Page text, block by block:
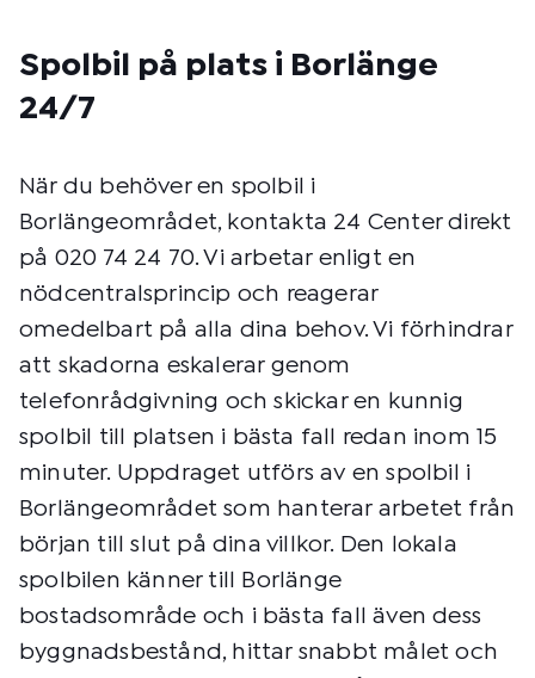
Spolbil på plats i Borlänge
24/7
När du behöver en spolbil i
Borlängeområdet, kontakta 24 Center direkt
på 020 74 24 70. Vi arbetar enligt en
nödcentralsprincip och reagerar
omedelbart på alla dina behov. Vi förhindrar
att skadorna eskalerar genom
telefonrådgivning och skickar en kunnig
spolbil till platsen i bästa fall redan inom 15
minuter. Uppdraget utförs av en spolbil i
Borlängeområdet som hanterar arbetet från
början till slut på dina villkor. Den lokala
spolbilen känner till Borlänge
bostadsområde och i bästa fall även dess
byggnadsbestånd, hittar snabbt målet och